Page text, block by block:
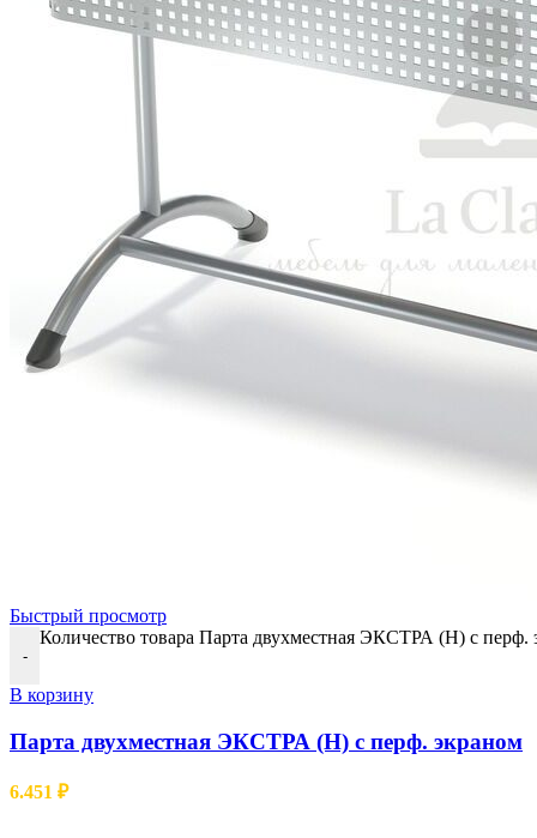
Быстрый просмотр
-
Количество товара Парта двухместная ЭКСТРА (Н) с перф.
В корзину
Парта двухместная ЭКСТРА (Н) с перф. экраном
6.451 ₽